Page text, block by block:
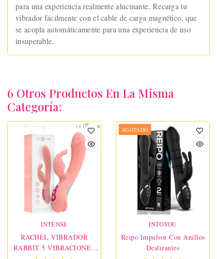
para una experiencia realmente alucinante. Recarga tu
vibrador fácilmente con el cable de carga magnético, que
se acopla automáticamente para una experiencia de uso
insuperable.
6 Otros Productos En La Misma
Categoría:
INTENSE
RACHEL VIBRADOR
RABBIT 5 VIBRACIONES
AGOTADO
INTOYOU
Reipo Impulsor Con Anillos
Deslizantes